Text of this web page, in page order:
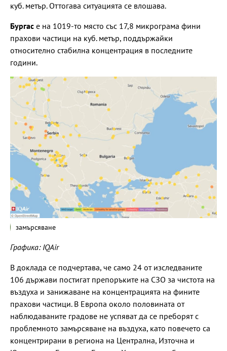
куб. метър. Оттогава ситуацията се влошава.
Бургас е на 1019-то място със 17,8 микрограма фини
прахови частици на куб. метър, поддържайки
относително стабилна концентрация в последните
години.
замърсяване
Графика: IQAir
В доклада се подчертава, че само 24 от изследваните
106 държави постигат препоръките на СЗО за чистота на
въздуха и занижаване на концентрацията на фините
прахови частици. В Европа около половината от
наблюдаваните градове не успяват да се преборят с
проблемното замърсяване на въздуха, като повечето са
концентрирани в региона на Централна, Източна и